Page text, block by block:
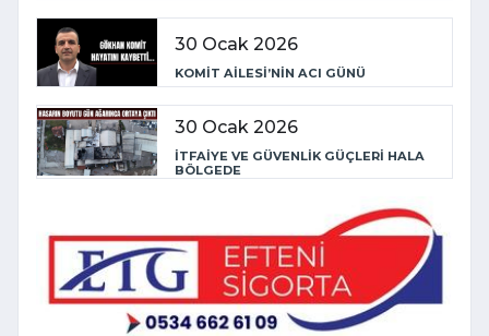
30 Ocak 2026
KOMİT AİLESİ’NİN ACI GÜNÜ
30 Ocak 2026
İTFAİYE VE GÜVENLİK GÜÇLERİ HALA
BÖLGEDE